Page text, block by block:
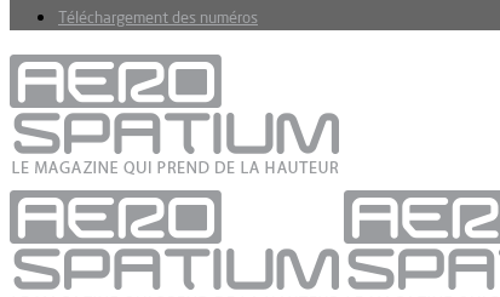
Téléchargement des numéros